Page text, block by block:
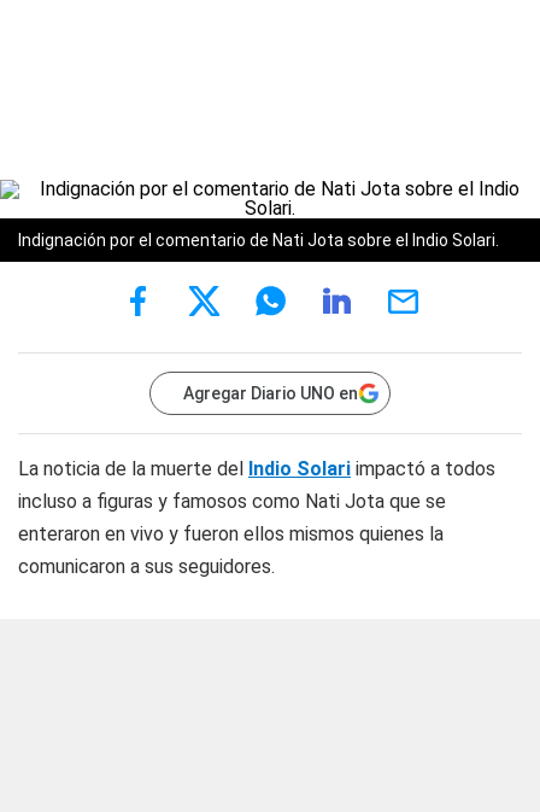
Indignación por el comentario de Nati Jota sobre el Indio Solari.
Agregar Diario UNO en
La noticia de la muerte del Indio Solari impactó a todos
incluso a figuras y famosos como Nati Jota que se
enteraron en vivo y fueron ellos mismos quienes la
comunicaron a sus seguidores.